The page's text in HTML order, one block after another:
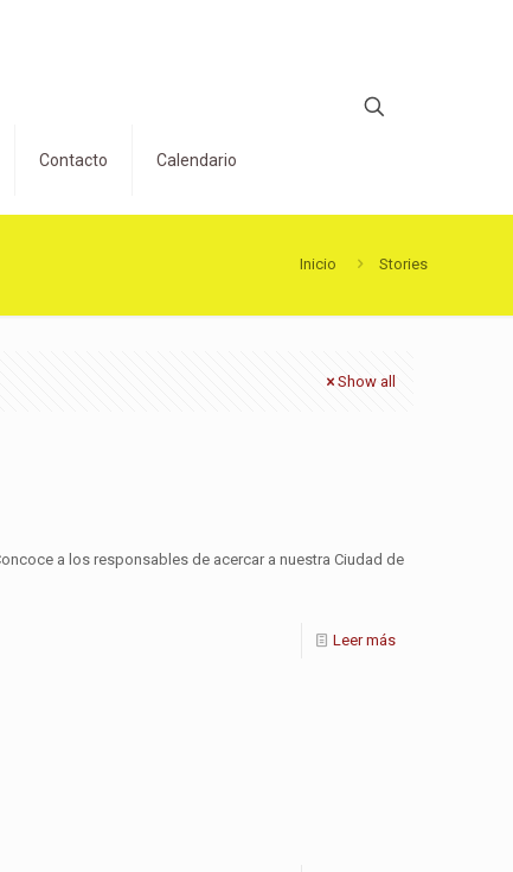
Contacto Calendario
Inicio Stories
Show all
a los responsables de acercar a nuestra Ciudad de
Leer más